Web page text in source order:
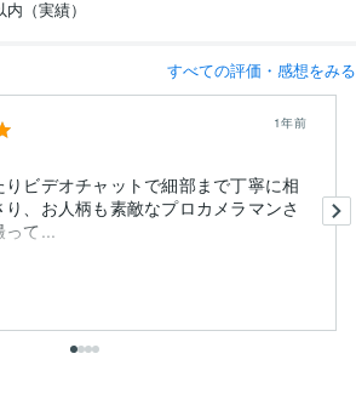
（実績）
すべての評価・感想をみる
1年前
ビデオチャットで細部まで丁寧に相
、お人柄も素敵なプロカメラマンさ
って...